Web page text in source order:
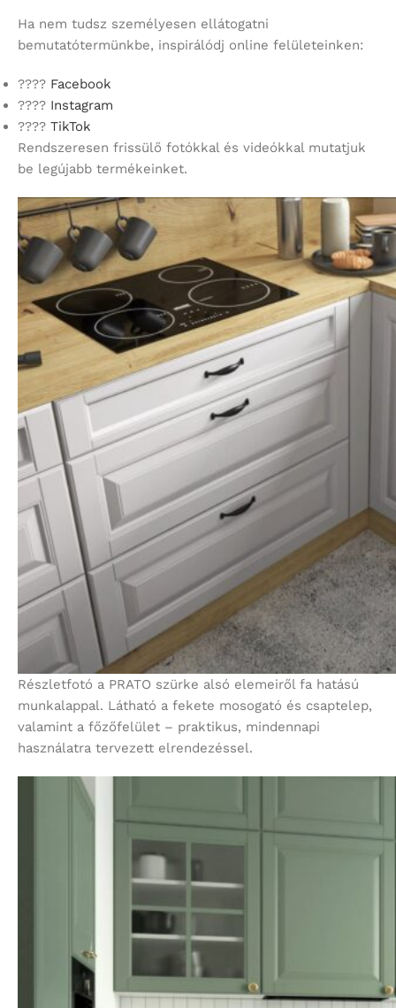
Ha nem tudsz személyesen ellátogatni
bemutatótermünkbe, inspirálódj online felületeinken:
???? Facebook
???? Instagram
???? TikTok
Rendszeresen frissülő fotókkal és videókkal mutatjuk
be legújabb termékeinket.
Részletfotó a PRATO szürke alsó elemeiről fa hatású
munkalappal. Látható a fekete mosogató és csaptelep,
valamint a főzőfelület – praktikus, mindennapi
használatra tervezett elrendezéssel.